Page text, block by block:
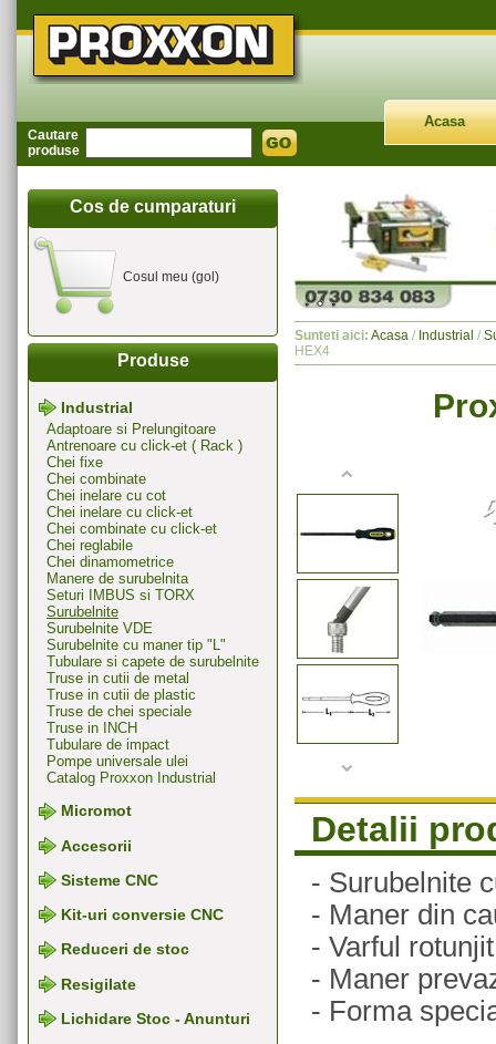
Cautare
produse
Acasa
Cos de cumparaturi
Cosul meu (gol)
Produse
Industrial
Adaptoare si Prelungitoare
Antrenoare cu click-et ( Rack )
Chei fixe
Chei combinate
Chei inelare cu cot
Chei inelare cu click-et
Chei combinate cu click-et
Chei reglabile
Chei dinamometrice
Manere de surubelnita
Seturi IMBUS si TORX
Surubelnite
Surubelnite VDE
Surubelnite cu maner tip "L"
Tubulare si capete de surubelnite
Truse in cutii de metal
Truse in cutii de plastic
Truse de chei speciale
Truse in INCH
Tubulare de impact
Pompe universale ulei
Catalog Proxxon Industrial
Micromot
Accesorii
Sisteme CNC
Kit-uri conversie CNC
Reduceri de stoc
Resigilate
Lichidare Stoc - Anunturi
Sunteti aici: Acasa / Industrial /
HEX4
Detalii
- Surubelnite
- Maner din
- Varful
- Maner
- Forma